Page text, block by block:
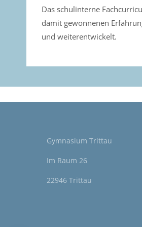
Das schulinterne
damit gewonnenen
und weiterentwickelt.
Gymnasium Trittau
Im Raum 26
22946 Trittau